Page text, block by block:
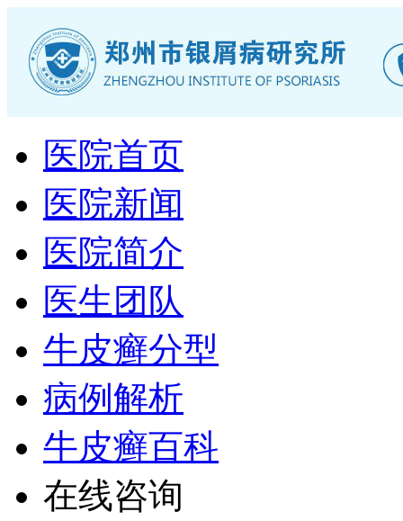
医院首页
医院新闻
医院简介
医生团队
牛皮癣分型
病例解析
牛皮癣百科
在线咨询